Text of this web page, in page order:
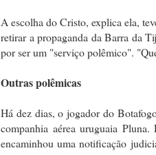
A escolha do Cristo, explica ela,
retirar a propaganda da Barra da
por ser um "serviço polêmico".
Outras polêmicas
Há dez dias, o jogador do
companhia aérea uruguaia Pluna.
encaminhou uma notificação